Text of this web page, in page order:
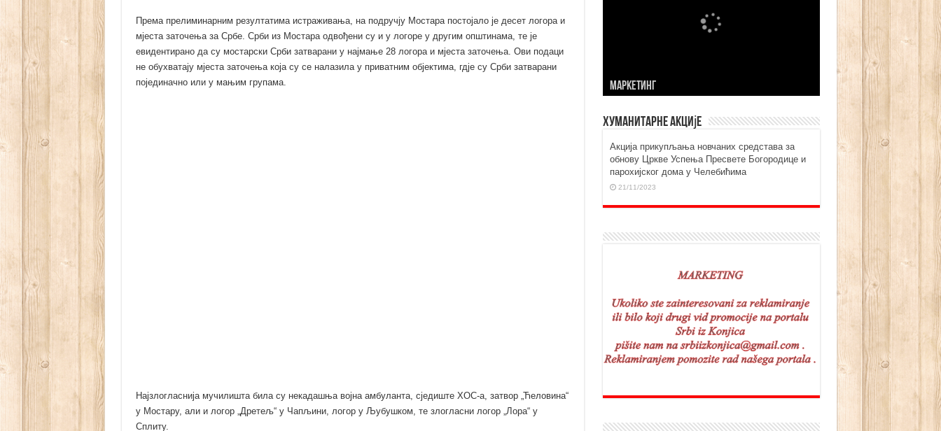
Према прелиминарним резултатима истраживања, на подручју Мостара постојало је десет логора и
мјеста заточења за Србе. Срби из Мостара одвођени су и у логоре у другим општинама, те је
евидентирано да су мостарски Срби затварани у најмање 28 логора и мјеста заточења. Ови подаци
не обухватају мјеста заточења која су се налазила у приватним објектима, гдје су Срби затварани
појединачно или у мањим групама.
Најзлогласнија мучилишта била су некадашња војна амбуланта, сједиште ХОС-а, затвор „Ћеловина“
у Мостару, али и логор „Дретељ“ у Чапљини, логор у Љубушком, те злогласни логор „Лора“ у
Сплиту.
МАРKЕТИНГ
Хуманитарне акције
Aкција прикупљања новчаних средстава за
обнову Цркве Успења Пресвете Богородице и
парохијског дома у Челебићима
21/11/2023